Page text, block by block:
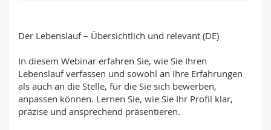
Interfaculty
PhD students
Course catalogue
MyUnifr
Der Lebenslauf – Übersichtlich und relevant (DE)
In diesem Webinar erfahren Sie, wie Sie Ihren
Lebenslauf verfassen und sowohl an Ihre Erfahrungen
als auch an die Stelle, für die Sie sich bewerben,
anpassen können. Lernen Sie, wie Sie Ihr Profil klar,
präzise und ansprechend präsentieren.